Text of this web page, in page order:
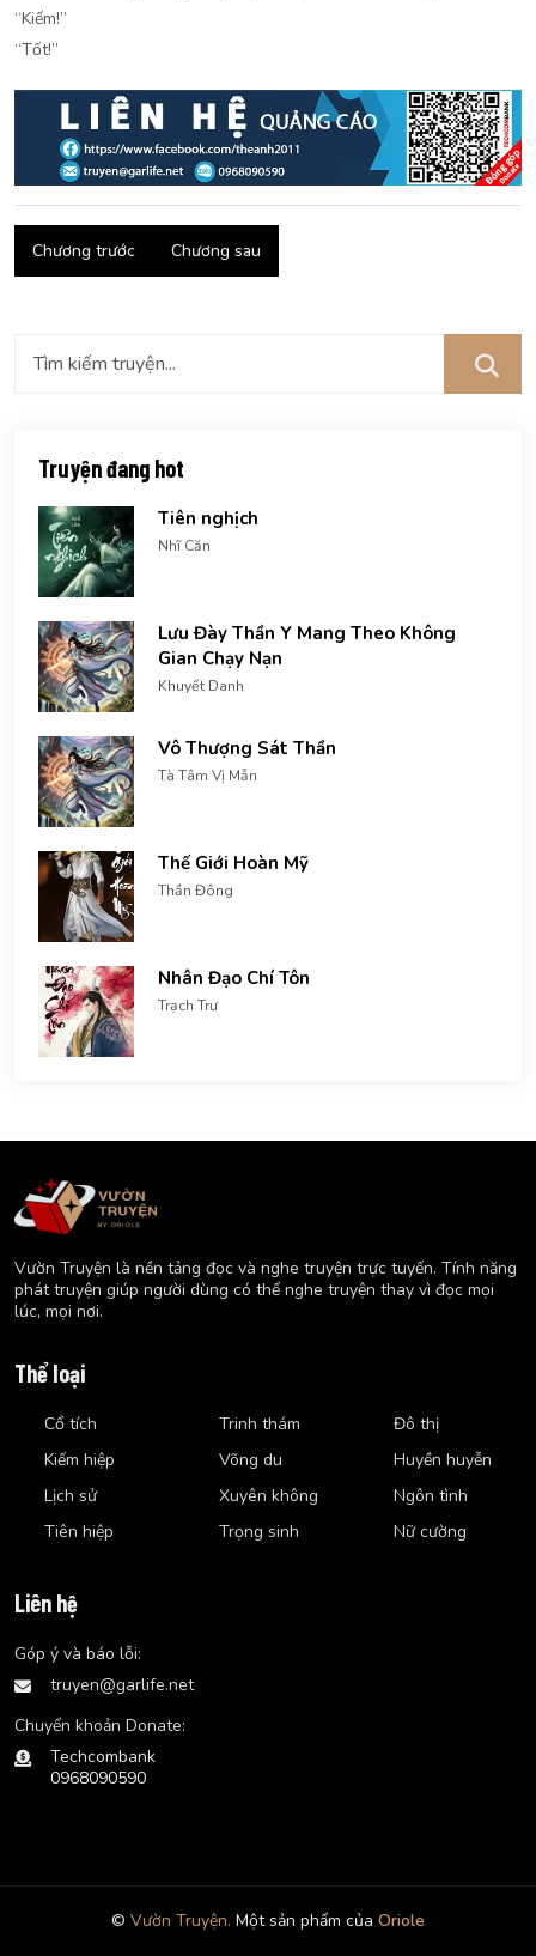
“Kiếm!”
“Tốt!”
Chương trước Chương sau
Truyện đang hot
Tiên nghịch
Nhĩ Căn
Lưu Đày Thần Y Mang Theo Không
Gian Chạy Nạn
Khuyết Danh
Vô Thượng Sát Thần
Tà Tâm Vị Mẫn
Thế Giới Hoàn Mỹ
Thần Đông
Nhân Đạo Chí Tôn
Trạch Trư
Vườn Truyện là nền tảng đọc và nghe truyện trực tuyến. Tính năng
phát truyện giúp người dùng có thể nghe truyện thay vì đọc mọi
lúc, mọi nơi.
Thể loại
Cổ tích
Kiếm hiệp
Lịch sử
Tiên hiệp
Trinh thám
Võng du
Xuyên không
Trọng sinh
Đô thị
Huyền huyễn
Ngôn tình
Nữ cường
Liên hệ
Góp ý và báo lỗi:
truyen@garlife.net
Chuyển khoản Donate:
Techcombank
0968090590
© Vườn Truyện. Một sản phẩm của Oriole